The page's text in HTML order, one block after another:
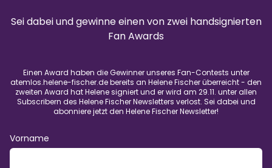
Sei dabei und gewinne einen von zwei handsignierten
Fan Awards
Einen Award haben die Gewinner unseres Fan-Contests unter
atemlos.helene-fischer.de bereits an Helene Fischer überreicht - den
zweiten Award hat Helene signiert und er wird am 29.11. unter allen
Subscribern des Helene Fischer Newsletters verlost. Sei dabei und
abonniere jetzt den Helene Fischer Newsletter!
Vorname